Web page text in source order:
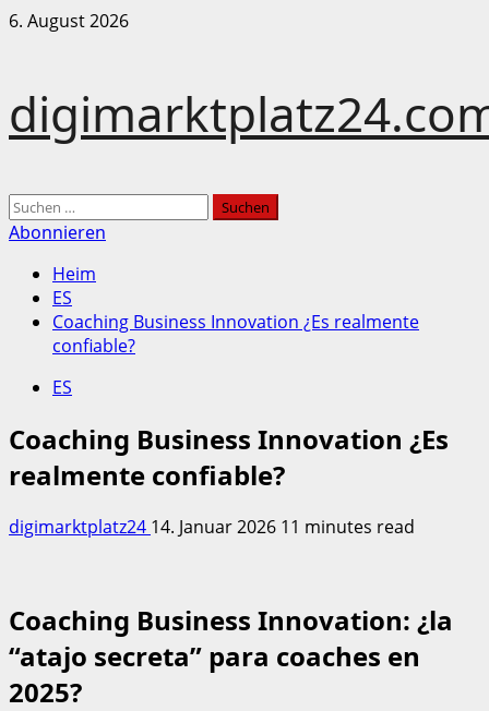
Zum
6. August 2026
Hauptmenü
Suchen
nach:
Abonnieren
Heim
ES
Coaching Business Innovation ¿Es realmente
confiable?
ES
Coaching Business Innovation ¿Es
realmente confiable?
digimarktplatz24 14. Januar 2026 11 minutes read
Coaching Business Innovation: ¿la
“atajo secreta” para coaches en
2025?